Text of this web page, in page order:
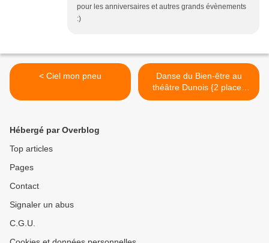
pour les anniversaires et autres grands évènements
:)
< Ciel mon pneu
Danse du Bien-être au
théâtre Dunois {2 places
offertes} >
Hébergé par Overblog
Top articles
Pages
Contact
Signaler un abus
C.G.U.